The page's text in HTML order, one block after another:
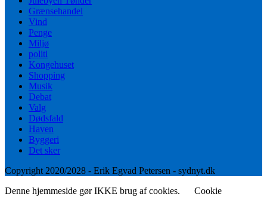
Grænsehandel
Vind
Penge
Miljø
politi
Kongehuset
Shopping
Musik
Debat
Valg
Dødsfald
Haven
Byggeri
Det sker
Copyright 2020/2028 - Erik Egvad Petersen - sydnyt.dk
Denne hjemmeside gør IKKE brug af cookies.
Cookie